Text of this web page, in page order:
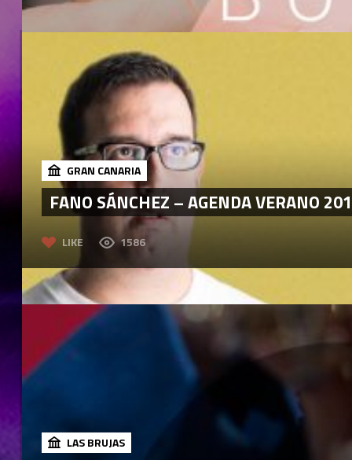
GRAN CANARIA
FANO SÁNCHEZ – AGENDA VERANO
LIKE 1586
LAS BRUJAS